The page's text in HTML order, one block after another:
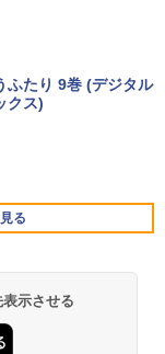
i5/メモリ:4GB/8
256GB/512GB/1
USB3.0/パソコン
】HP 250 G7 第
Pro メモリ 8
ルチ HDMI USB
Windows7 Pro
20260325】
液晶 ブラック 24
FHD パソコ
HDMI 角度
新装版 沈黙の艦
茶 from 爽健美茶 ラ
ふたり 9巻 (デジタル
クス)
る
示させる